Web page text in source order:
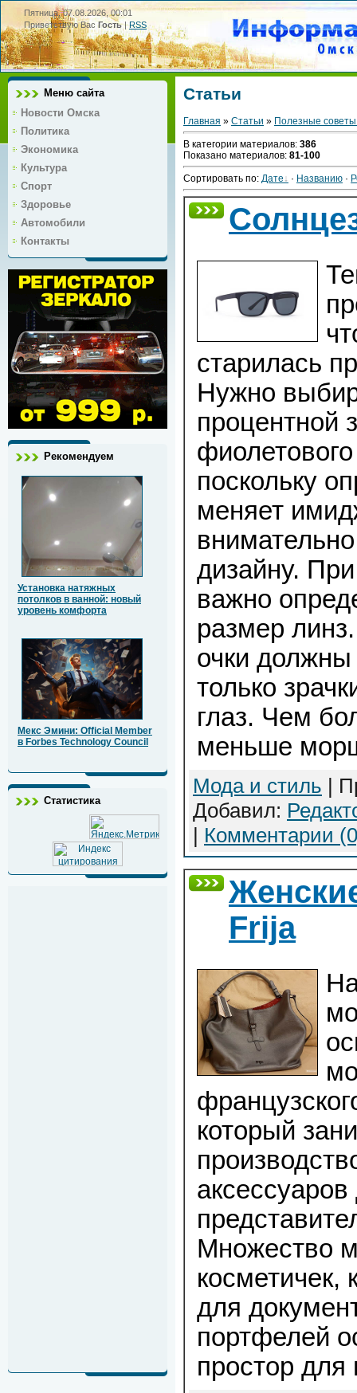
Пятница, 07.08.2026, 00:01
Приветствую Вас Гость|RSS
Меню сайта
Новости Омска
Политика
Экономика
Культура
Спорт
Здоровье
Автомобили
Контакты
Рекомендуем
Установка натяжных
потолков в ванной: новый
уровень комфорта
Мекс Эмини: Official Member
в Forbes Technology Council
Статистика
Статьи
Главная » Статьи » Полезные
В категории материалов: 386
Показано материалов: 81-100
Сортировать по: Дате · Названию ·
старилась
Нужно
процентной
поскольку
меняет
дизайну.
важно
размер
очки
только
глаз. Чем
меньше
Мода и стиль |
Добавил:
| Комментарии
Frija
который
Множество
косметичек,
для
портфелей
простор